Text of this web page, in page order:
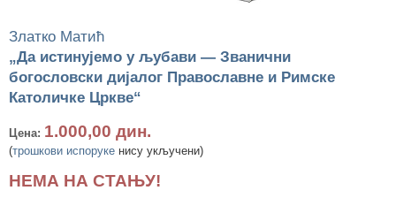
Златко Матић
„Да истинујемо у љубави — Званични
богословски дијалог Православне и Римске
Католичке Цркве“
Цена: 1.000,00 дин.
(трошкови испоруке нису укључени)
НЕМА НА СТАЊУ!